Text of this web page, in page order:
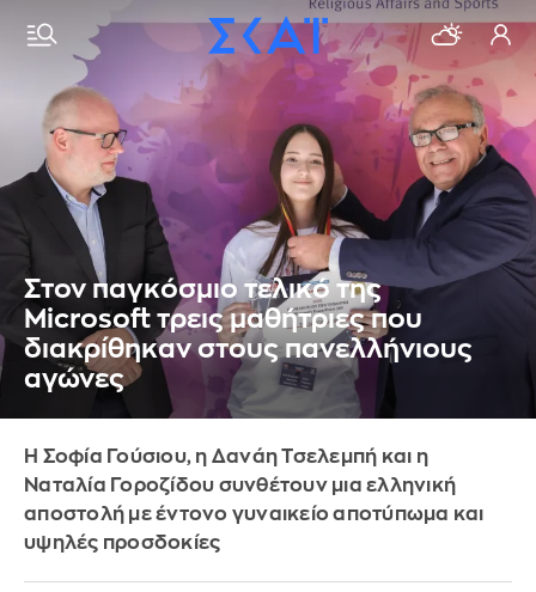
Στον παγκόσμιο τελικό της
Microsoft τρεις μαθήτριες που
διακρίθηκαν στους πανελλήνιους
αγώνες
Η Σοφία Γούσιου, η Δανάη Τσελεμπή και η
Ναταλία Γοροζίδου συνθέτουν μια ελληνική
αποστολή με έντονο γυναικείο αποτύπωμα και
υψηλές προσδοκίες